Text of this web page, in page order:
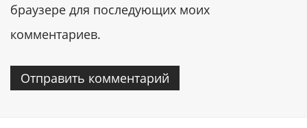
браузере для последующих моих
комментариев.